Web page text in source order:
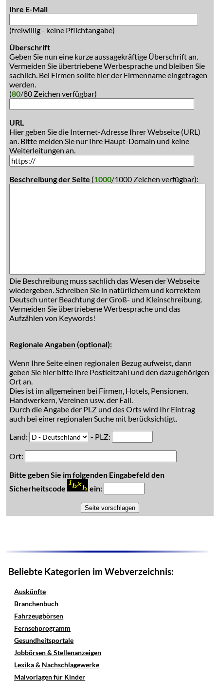
Ihre E-Mail
(freiwillig - keine Pflichtangabe)
Überschrift
Geben Sie nun eine kurze aussagekräftige Überschrift an.
Vermeiden Sie übertriebene Werbesprache und bleiben Sie
sachlich. Bei Firmen sollte hier der Firmenname eingetragen
werden.
(80/80 Zeichen verfügbar)
URL
Hier geben Sie die Internet-Adresse Ihrer Webseite (URL)
an. Bitte melden Sie nur Ihre Haupt-Domain und keine
Weiterleitungen an.
Beschreibung der Seite (1000/1000 Zeichen verfügbar):
Die Beschreibung muss sachlich das Wesen der Webseite
wiedergeben. Schreiben Sie in natürlichem und korrektem
Deutsch unter Beachtung der Groß- und Kleinschreibung.
Vermeiden Sie übertriebene Werbesprache und das
Aufzählen von Keywords!
Regionale Angaben (optional):
Wenn Ihre Seite einen regionalen Bezug aufweist, dann
geben Sie hier bitte Ihre Postleitzahl und den dazugehörigen
Ort an.
Dies ist im allgemeinen bei Firmen, Hotels, Pensionen,
Handwerkern, Vereinen usw. der Fall.
Durch die Angabe der PLZ und des Orts wird Ihr Eintrag
auch bei einer regionalen Suche mit berücksichtigt.
Land:
- PLZ:
Ort:
Bitte geben Sie im folgenden Eingabefeld den
Sicherheitscode
ein:
Beliebte Kategorien im Webverzeichnis:
Auskünfte
Branchenbuch
Fahrzeugbörsen
Fernsehprogramm
Gesundheitsportale
Jobbörsen & Stellenanzeigen
Lexika & Nachschlagewerke
Malvorlagen für Kinder